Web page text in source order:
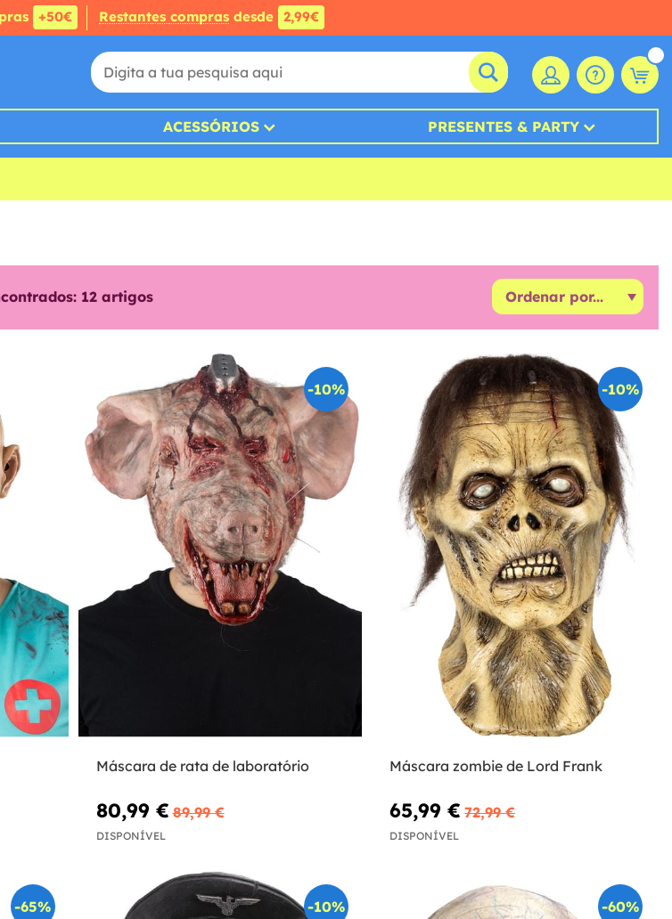
+50€ Restantes compras desde 2,99€
ACESSÓRIOS PRESENTES & PARTY
12artigos
-10%
Máscara de rata de laboratório
80,99 € 89,99 €
DISPONÍVEL
-10%
Máscara zombie de Lord Frank
65,99 € 72,99 €
DISPONÍVEL
-65% -10% -60%